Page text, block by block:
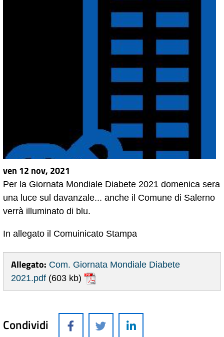
ven 12 nov, 2021
Per la Giornata Mondiale Diabete 2021 domenica sera
una luce sul davanzale... anche il Comune di Salerno
verrà illuminato di blu.
In allegato il Comuinicato Stampa
Allegato: Com. Giornata Mondiale Diabete
2021.pdf (603 kb)
Condividi